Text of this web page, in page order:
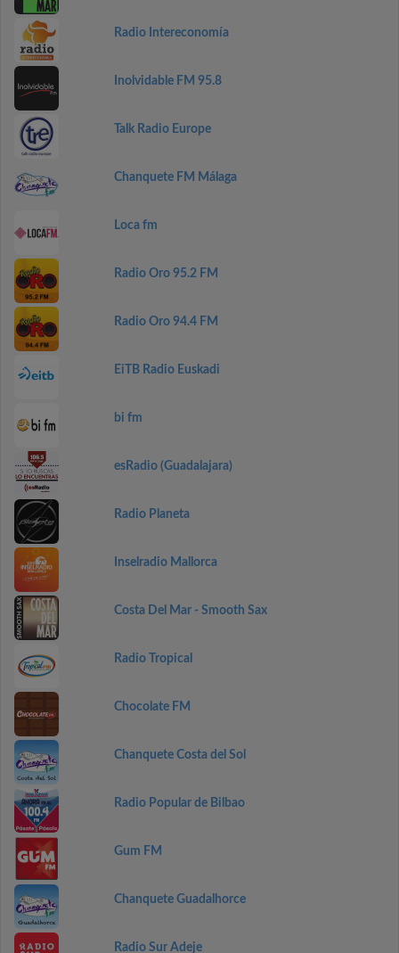
Radio Intereconomía
Inolvidable FM 95.8
Talk Radio Europe
Chanquete FM Málaga
Loca fm
Radio Oro 95.2 FM
Radio Oro 94.4 FM
EiTB Radio Euskadi
bi fm
esRadio (Guadalajara)
Radio Planeta
Inselradio Mallorca
Costa Del Mar - Smooth Sax
Radio Tropical
Chocolate FM
Chanquete Costa del Sol
Radio Popular de Bilbao
Gum FM
Chanquete Guadalhorce
Radio Sur Adeje